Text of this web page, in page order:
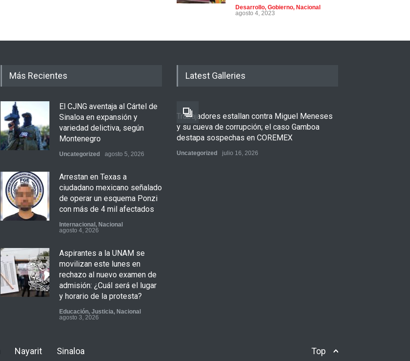
Desarrollo, Gobierno, Nacional
agosto 4, 2023
Nacional
Más Recientes
El CJNG aventaja al Cártel de
Sinaloa en expansión y
variedad delictiva, según
Montenegro
Uncategorized agosto 5, 2026
Arrestan en Texas a
ciudadano mexicano señalado
de operar un esquema Ponzi
con más de 4 mil afectados
Internacional , Nacional
agosto 4, 2026
Aspirantes a la UNAM se
movilizan este lunes en
rechazo al nuevo examen de
admisión: ¿Cuál será el lugar
y horario de la protesta?
Educación, Justicia, Nacional
agosto 3, 2026
histórico con 11 preseas y
Latest Galleries
Trabajadores estallan contra Miguel Meneses
y su cueva de corrupción; el caso Gamboa
destapa sospechas en COREMEX
Uncategorized julio 16, 2026
Nayarit Sinaloa Top